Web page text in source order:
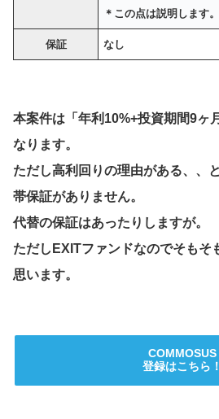
＊この点は説明します。
保証 なし
本案件は「年利10%+投資期間9ヶ
なります。
ただし高利回りの理由がある、、
帯保証がありません。
代替の保証はあったりしますが。
ただしEXITファンドなのでそもそ
思います。
COMMOSUS
登録はこちら！